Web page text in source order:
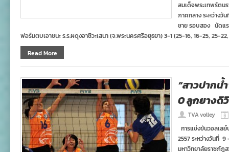
สมเด็จพระเทพรัตน
ภาคกลาง ระหว่างวั
ชาย รอบสอง นัดแ
ฟอร์มตบเอาชนะ ร.ร.ผดุงอาชีวะเสนา (จ.พระนครศรีอยุธยา) 3-1 (25-16, 16-25, 25-22,
Read More
“สาวปากน้
0 ลูกยางดิ
TVA volley
การแข่งขันวอลเล
2557 ระหว่างวันที่
มหาวิทยาลัยราชภัฎ